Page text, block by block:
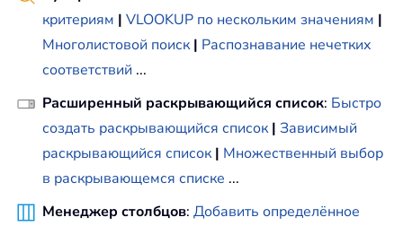
критериям | VLOOKUP по нескольким значениям |
Многолистовой поиск | Распознавание нечетких
соответствий ...
Расширенный раскрывающийся список: Быстро
создать раскрывающийся список | Зависимый
раскрывающийся список | Множественный выбор
в раскрывающемся списке ...
Менеджер столбцов: Добавить определённое